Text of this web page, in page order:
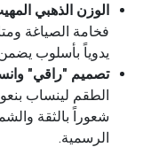
الوزن الذهبي المهيب (93.73
يدوياً بأسلوب
تصميم "راقي"
الطقم لينساب
شعوراً بالثقة
الرسمية.